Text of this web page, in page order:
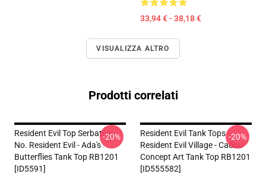
33,94 € - 38,18 €
VISUALIZZA ALTRO
Prodotti correlati
Resident Evil Top Serbatoio -
No. Resident Evil - Ada's
Butterflies Tank Top RB1201
[ID5591]
-20%
Resident Evil Tank Tops -
Resident Evil Village - Cadou
Concept Art Tank Top RB1201
[ID555582]
-20%